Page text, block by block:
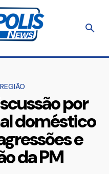
REGIÃO
por
doméstico
e
da PM